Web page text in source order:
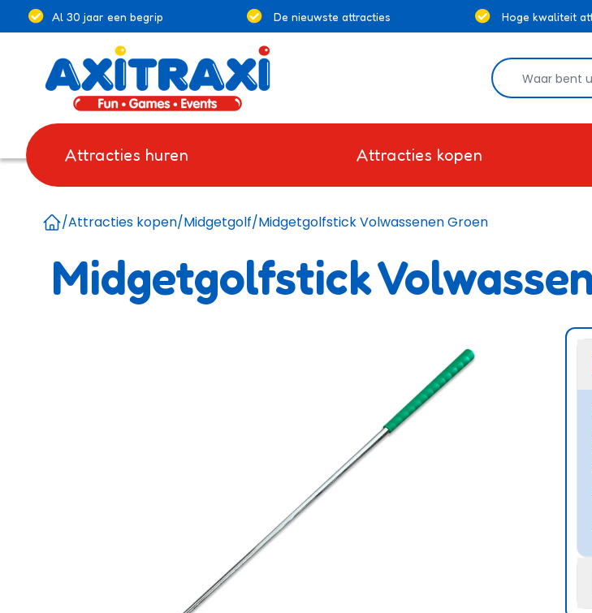
Al 30 jaar een begrip De nieuwste attracties Hoge kwaliteit
Attracties huren Attracties kopen
/Attracties kopen/Midgetgolf/Midgetgolfstick Volwassenen Groen
Midgetgolfstick